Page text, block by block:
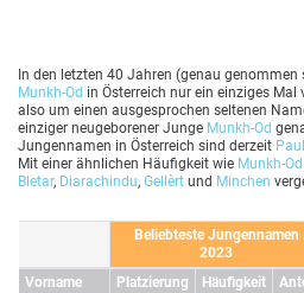
In den letzten 40 Jahren (genau
Munkh-Od in Österreich nur ein einziges Mal
also um einen ausgesprochen seltenen
einziger neugeborener Junge Munkh-Od
Jungennamen in Österreich sind derzeit Paul
Mit einer ähnlichen Häufigkeit wie Munkh-Od
Bletar, Diarachindu, Gellèrt und Minchen
Beliebteste Jungennamen
2023
Vorname
Platzierung Häufigkeit